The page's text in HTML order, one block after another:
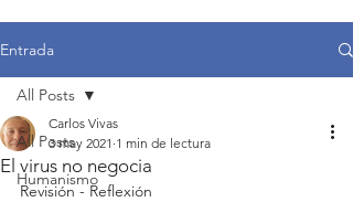
Entrada
All Posts
Humanismo
All Posts
El virus no negocia
Carlos Vivas
3 may 2021 1 min de lectura
Revisión - Reflexión